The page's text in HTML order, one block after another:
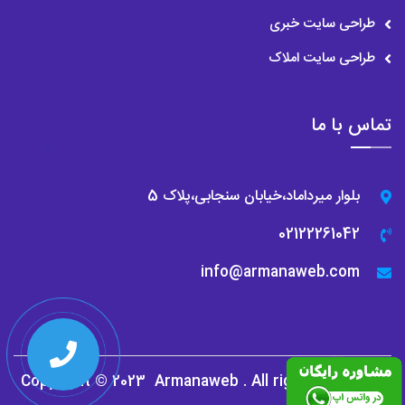
به وضوح با طراحان خود در میان بگذارید تا نیاز به تجدید نظر را کاهش
موارد استفاده از طراحی لوگو
لوگوی شما باید بر روی تمام کالا های تبلیغاتی، سربرگ و کارت ویزیت
شما چاپ شود. بعلاوه، باید در وب سایت شرکت شما باشد. و به تمام
ایمیل های شرکت پیوست شود. لوگوی شما باید در تمام تابلوهای
همانطور که میدانید هر ارزانی بی دلیل نیست و هر گرانی نیز مبنی بر
حرفه ای بودن نمی باشد. ساخت لوگو یکی از اساسی ترین پایه های هر
طراحی سایت خبری
طراحی سایت املاک
تماس با ما
بلوار میرداماد،خیابان سنجابی،پلاک 5
02122261042
info@armanaweb.com
Copyright © 2023 Armanaweb . All rights reserved